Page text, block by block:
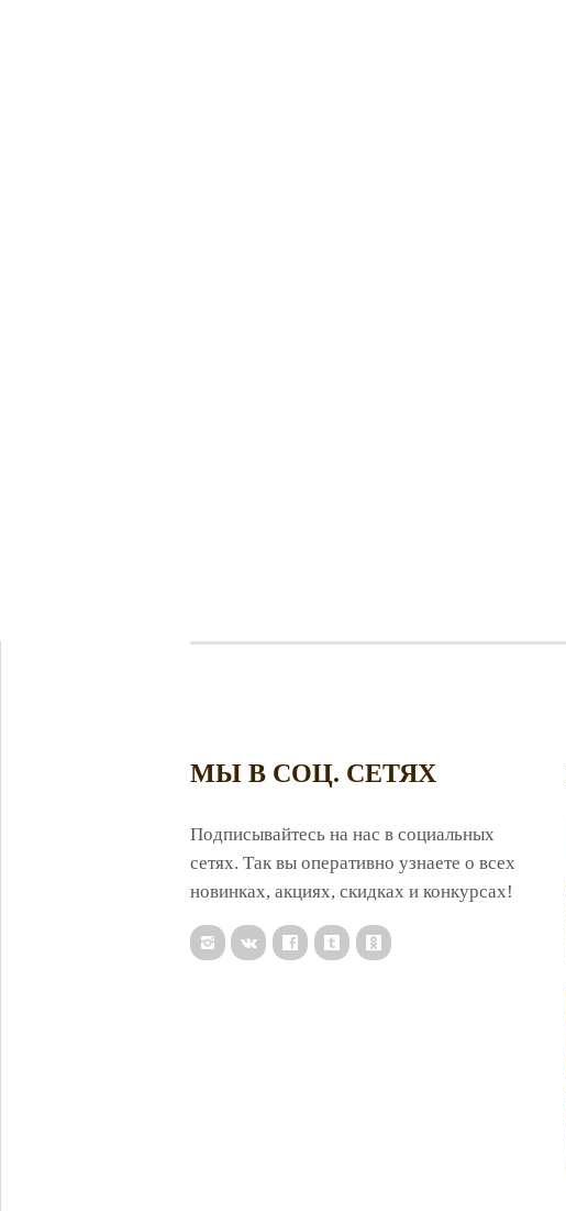
МЫ В СОЦ. СЕТЯХ
Подписывайтесь на нас в социальных
сетях. Так вы оперативно узнаете о всех
новинках, акциях, скидках и конкурсах!